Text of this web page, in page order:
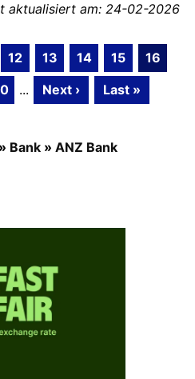
aktualisiert am: 24-02-2026
12 13 14 15
16
... Next › Last »
» Bank » ANZ Bank